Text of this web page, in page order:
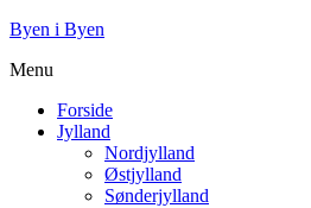
Byen i Byen
Menu
Forside
Jylland
Nordjylland
Østjylland
Sønderjylland